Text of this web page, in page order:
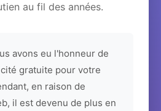
au fil des années.
avons eu l'honneur de
gratuite pour votre
en raison de
il est devenu de plus en